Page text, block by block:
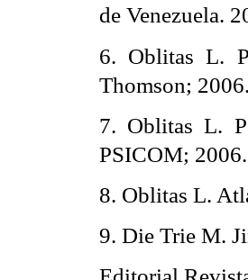
de Venezuela.
6. Oblitas L.
Thomson; 2006.
7. Oblitas L.
PSICOM; 2006.
8. Oblitas L.
9. Die Trie M.